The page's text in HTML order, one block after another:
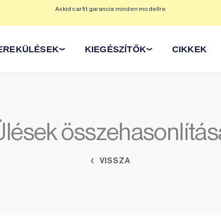
Axkid car fit garancia minden modellre
KIEGÉSZÍTŐK CIKKEK
VISSZA